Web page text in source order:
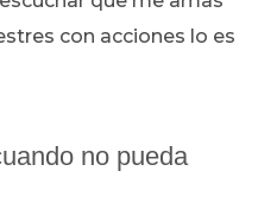
con acciones lo es
no pueda